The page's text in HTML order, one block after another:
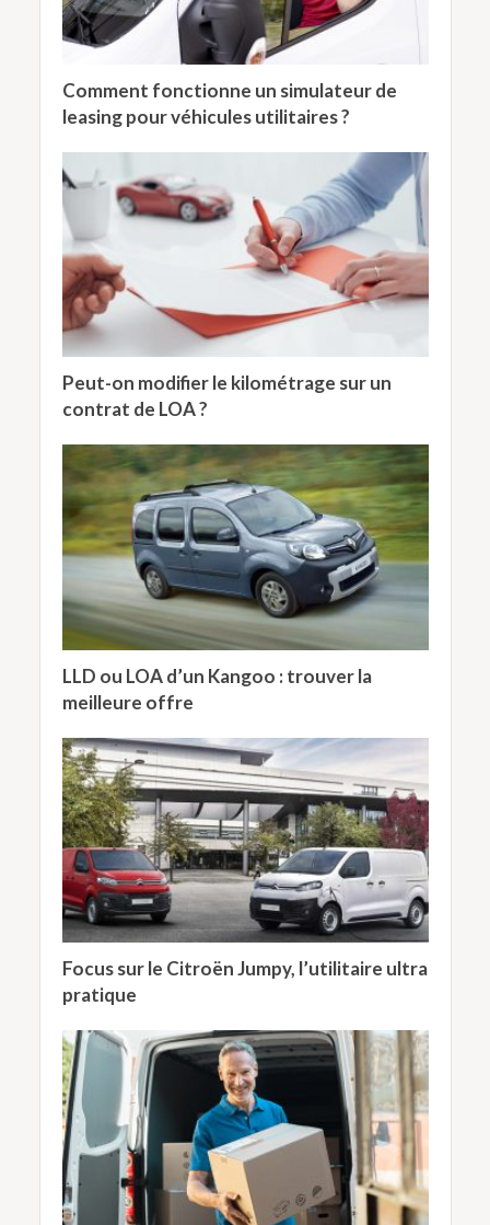
Comment fonctionne un simulateur de
leasing pour véhicules utilitaires ?
Peut-on modifier le kilométrage sur un
contrat de LOA ?
LLD ou LOA d’un Kangoo : trouver la
meilleure offre
Focus sur le Citroën Jumpy, l’utilitaire ultra
pratique